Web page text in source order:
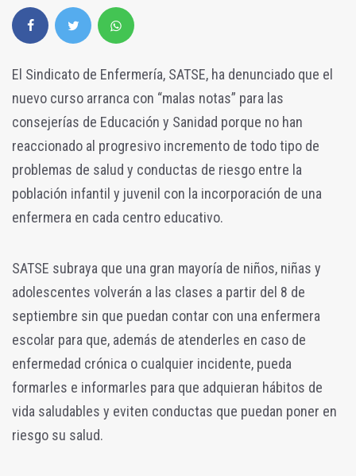
El Sindicato de Enfermería, SATSE, ha denunciado que el
nuevo curso arranca con “malas notas” para las
consejerías de Educación y Sanidad porque no han
reaccionado al progresivo incremento de todo tipo de
problemas de salud y conductas de riesgo entre la
población infantil y juvenil con la incorporación de una
enfermera en cada centro educativo.
SATSE subraya que una gran mayoría de niños, niñas y
adolescentes volverán a las clases a partir del 8 de
septiembre sin que puedan contar con una enfermera
escolar para que, además de atenderles en caso de
enfermedad crónica o cualquier incidente, pueda
formarles e informarles para que adquieran hábitos de
vida saludables y eviten conductas que puedan poner en
riesgo su salud.